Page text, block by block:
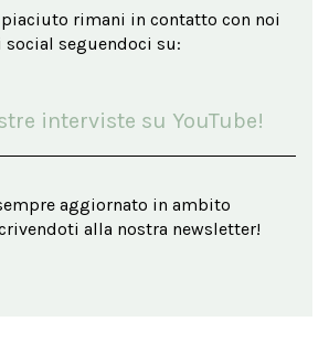
rimani in contatto con noi
seguendoci su:
aggiornato in ambito
alla nostra newsletter!